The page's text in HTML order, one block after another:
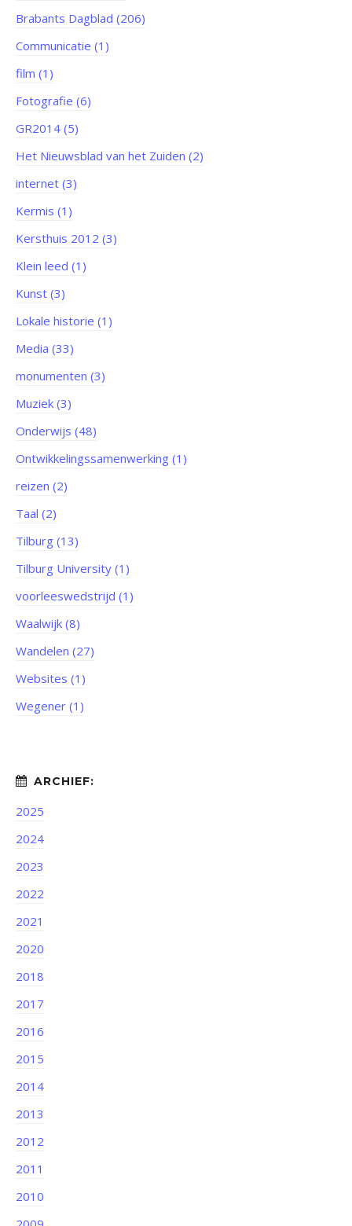
Brabants Dagblad (206)
Communicatie (1)
film (1)
Fotografie (6)
GR2014 (5)
Het Nieuwsblad van het Zuiden (2)
internet (3)
Kermis (1)
Kersthuis 2012 (3)
Klein leed (1)
Kunst (3)
Lokale historie (1)
Media (33)
monumenten (3)
Muziek (3)
Onderwijs (48)
Ontwikkelingssamenwerking (1)
reizen (2)
Taal (2)
Tilburg (13)
Tilburg University (1)
voorleeswedstrijd (1)
Waalwijk (8)
Wandelen (27)
Websites (1)
Wegener (1)
2025
2024
2023
2022
2021
2020
2018
2017
2016
2015
2014
2013
2012
2011
2010